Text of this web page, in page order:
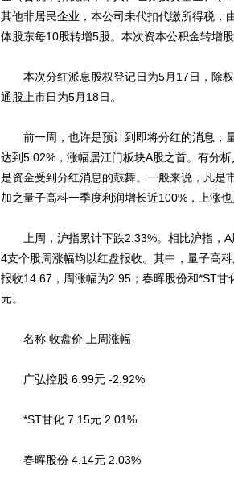
其他非居民企业，本公司未代扣代缴所得税，
体股东每10股转增5股。本次资本公积金转增
本次分红派息股权登记日为5月17日，除权
通股上市日为5月18日。
前一周，也许是预计到即将分红的消息，
达到5.02%，涨幅居江门板块A股之首。有分
是资金受到分红消息的鼓舞。一般来说，凡是
加之量子高科一季度利润增长近100%，上涨也
上周，沪指累计下跌2.33%。相比沪指，A
4支个股周涨幅均以红盘报收。其中，量子高
报收14.67，周涨幅为2.95；春晖股份和*ST
元。
名称 收盘价 上周涨幅
广弘控股 6.99元 -2.92%
*ST甘化 7.15元 2.01%
春晖股份 4.14元 2.03%